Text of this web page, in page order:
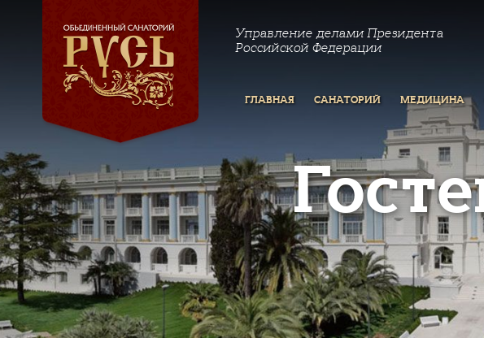
Управление делами Президента
Российской Федерации
ГЛАВНАЯ САНАТОРИЙ МЕДИЦИНА